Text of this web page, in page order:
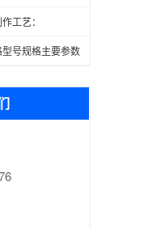
工艺：
号规格主要参数